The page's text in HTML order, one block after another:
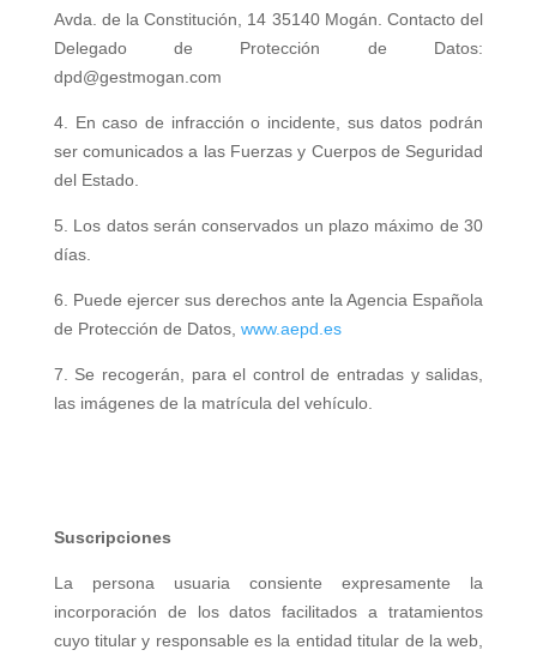
Avda. de la Constitución, 14 35140 Mogán. Contacto del
Delegado de Protección de Datos:
dpd@gestmogan.com
4. En caso de infracción o incidente, sus datos podrán
ser comunicados a las Fuerzas y Cuerpos de Seguridad
del Estado.
5. Los datos serán conservados un plazo máximo de 30
días.
6. Puede ejercer sus derechos ante la Agencia Española
de Protección de Datos, www.aepd.es
7. Se recogerán, para el control de entradas y salidas,
las imágenes de la matrícula del vehículo.
Suscripciones
La persona usuaria consiente expresamente la
incorporación de los datos facilitados a tratamientos
cuyo titular y responsable es la entidad titular de la web,